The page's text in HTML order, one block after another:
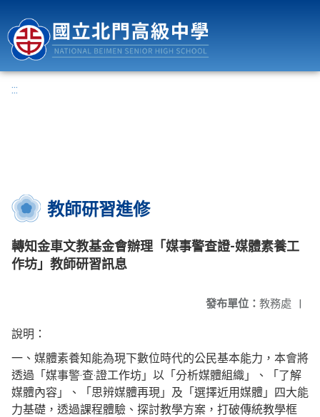
:::
教師研習進修
轉知金車文教基金會辦理「媒事警查證-媒體素養工
作坊」教師研習訊息
發布單位： 教務處 |
說明：
一、媒體素養知能為現下數位時代的公民基本能力，本會將
透過「媒事警‧查‧證工作坊」以「分析媒體組織」、「了解
媒體內容」、「思辨媒體再現」及「選擇近用媒體」四大能
力基礎，透過課程體驗、探討教學方案，打破傳統教學框